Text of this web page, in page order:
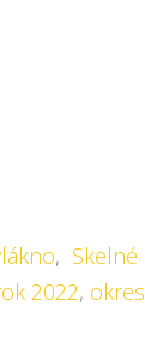
, Skelné
2022, okres